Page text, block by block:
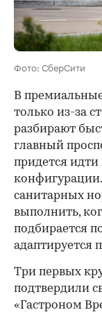
Фото: СберСити
В
только из-за
разбирают
главный
придется
санитарных
выполнить,
подбирается
адаптируется
Три первых
подтвердили
«Гастроном